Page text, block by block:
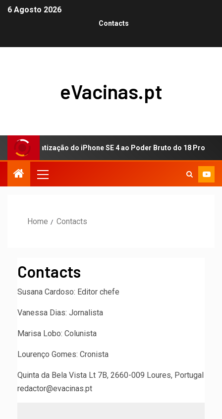
6 Agosto 2026
Contacts
eVacinas.pt
do iPhone SE 4 ao Poder Bruto do 18 Pro
Home Contacts
Contacts
Susana Cardoso: Editor chefe
Vanessa Dias: Jornalista
Marisa Lobo: Colunista
Lourenço Gomes: Cronista
Quinta da Bela Vista Lt 7B, 2660-009 Loures, Portugal
redactor@evacinas.pt